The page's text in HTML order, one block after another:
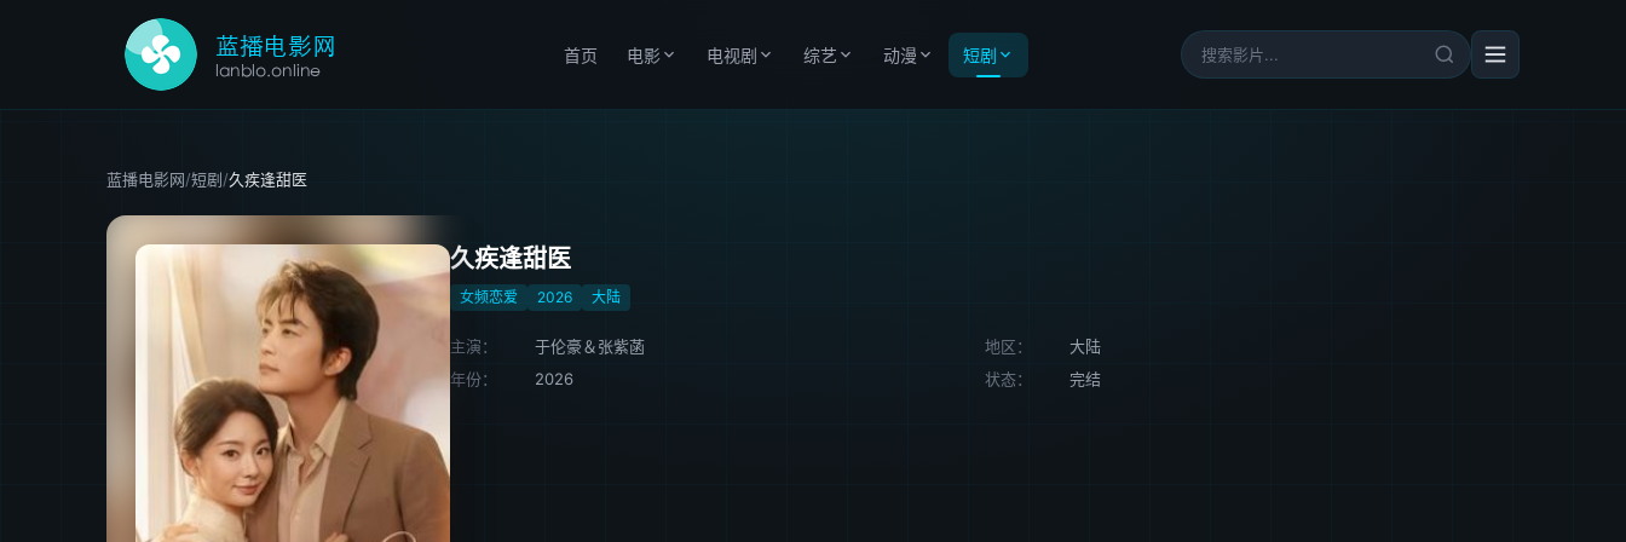
首页 电影 电视剧 综艺 动漫 短剧
蓝播电影网/短剧/久疾逢甜医
久疾逢甜医
女频恋爱 2026 大陆
主演： 于伦豪＆张紫菡 地区：
大陆
年份：
2026 状态： 完结